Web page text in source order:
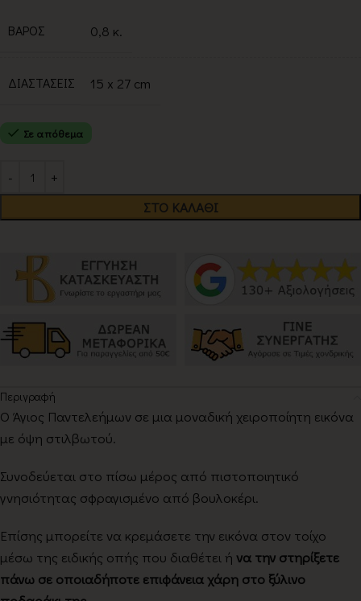
ΒΆΡΟΣ 0,8 κ.
ΔΙΑΣΤΑΣΕΙΣ 15 x 27 cm
Σε απόθεμα
ΣΤΟ ΚΑΛΆΘΙ
Alternative:
Περιγραφή
Ο Άγιος Παντελεήμων σε μια μοναδική χειροποίητη εικόνα
με όψη στιλβωτού.
Συνοδεύεται στο πίσω μέρος από πιστοποιητικό
γνησιότητας σφραγισμένο από βουλοκέρι.
Επίσης μπορείτε να κρεμάσετε την εικόνα στον τοίχο
μέσω της ειδικής οπής που διαθέτει ή να την στηρίξετε
πάνω σε οποιαδήποτε επιφάνεια χάρη στο ξύλινο